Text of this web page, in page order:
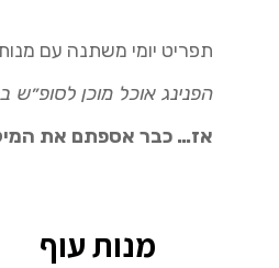
תפריט יומי משתנה עם
הפנינג אוכל מוכן לסופ״ש
אז… כבר אספתם את
מנות עוף